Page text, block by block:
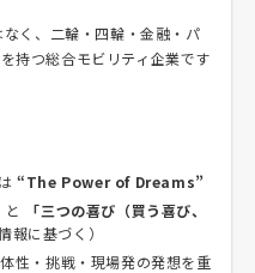
く、二輪・四輪・金融・パ
持つ総合モビリティ企業です
“The Power of Dreams”
と
「三つの喜び（買う喜び、
報に基づく）
性・挑戦・現場発の発想を重